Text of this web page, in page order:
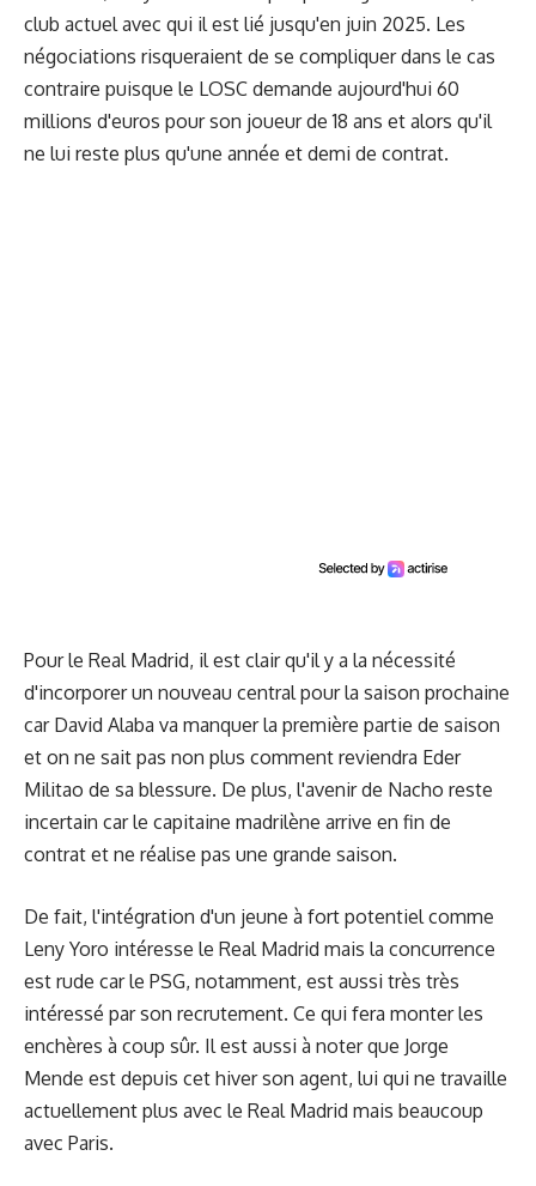
club actuel avec qui il est lié jusqu'en juin 2025. Les
négociations risqueraient de se compliquer dans le cas
contraire puisque le LOSC demande aujourd'hui 60
millions d'euros pour son joueur de 18 ans et alors qu'il
ne lui reste plus qu'une année et demi de contrat.
Pour le Real Madrid, il est clair qu'il y a la nécessité
d'incorporer un nouveau central pour la saison prochaine
car David Alaba va manquer la première partie de saison
et on ne sait pas non plus comment reviendra Eder
Militao de sa blessure. De plus, l'avenir de Nacho reste
incertain car le capitaine madrilène arrive en fin de
contrat et ne réalise pas une grande saison.
De fait, l'intégration d'un jeune à fort potentiel comme
Leny Yoro intéresse le Real Madrid mais la concurrence
est rude car le PSG, notamment, est aussi très très
intéressé par son recrutement. Ce qui fera monter les
enchères à coup sûr. Il est aussi à noter que Jorge
Mende est depuis cet hiver son agent, lui qui ne travaille
actuellement plus avec le Real Madrid mais beaucoup
avec Paris.